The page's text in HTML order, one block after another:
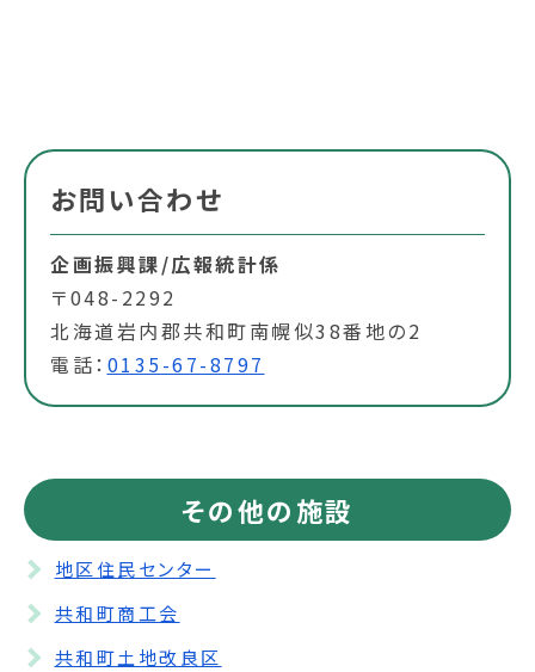
お問い合わせ
企画振興課/広報統計係
〒048-2292
北海道岩内郡共和町南幌似38番地の2
電話： 0135-67-8797
その他の施設
地区住民センター
共和町商工会
共和町土地改良区